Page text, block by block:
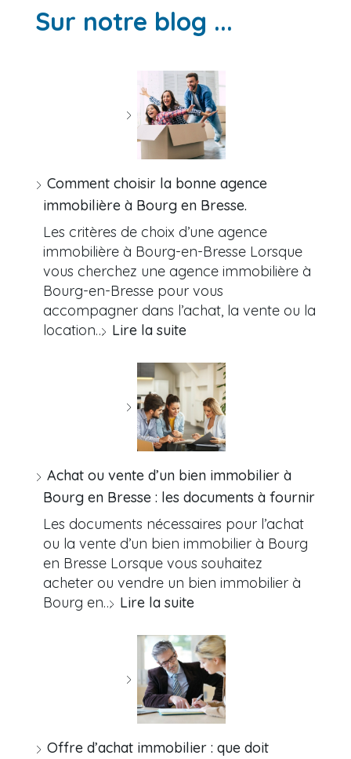
Sur notre blog ...
Comment choisir la bonne agence
immobilière à Bourg en Bresse.
Les critères de choix d’une agence
immobilière à Bourg-en-Bresse Lorsque
vous cherchez une agence immobilière à
Bourg-en-Bresse pour vous
accompagner dans l’achat, la vente ou la
location… Lire la suite
Achat ou vente d’un bien immobilier à
Bourg en Bresse : les documents à fournir
Les documents nécessaires pour l’achat
ou la vente d’un bien immobilier à Bourg
en Bresse Lorsque vous souhaitez
acheter ou vendre un bien immobilier à
Bourg en… Lire la suite
Offre d’achat immobilier : que doit